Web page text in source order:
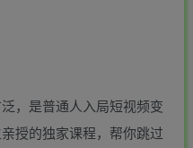
，是普通人入局短视频变
授的独家课程，帮你跳过